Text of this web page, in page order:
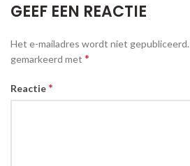
GEEF EEN REACTIE
Het e-mailadres wordt niet gepubliceerd.
gemarkeerd met *
Reactie *